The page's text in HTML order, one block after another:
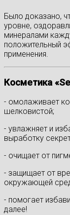
Было доказано,
уровне,
минералами
положительный
применения.
Косметика
- омолаживает
шелковистой;
- увлажняет и
выработку
- очищает от
- защищает от
окружающей
- помогает
далее!